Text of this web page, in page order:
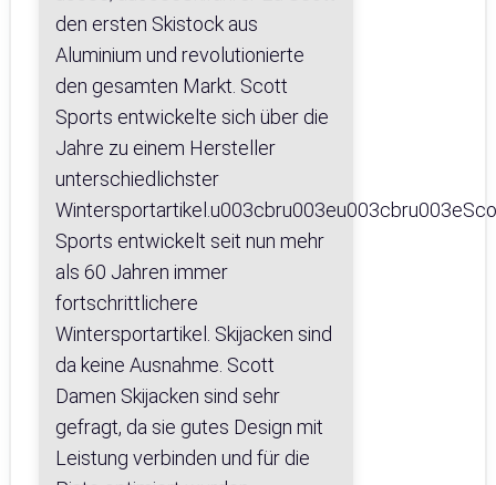
den ersten Skistock aus
Aluminium und revolutionierte
den gesamten Markt. Scott
Sports entwickelte sich über die
Jahre zu einem Hersteller
unterschiedlichster
Sports entwickelt seit nun mehr
als 60 Jahren immer
fortschrittlichere
Wintersportartikel. Skijacken sind
da keine Ausnahme. Scott
Damen Skijacken sind sehr
gefragt, da sie gutes Design mit
Leistung verbinden und für die